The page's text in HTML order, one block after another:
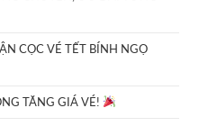
CỌC VÉ TẾT BÍNH NGỌ
TĂNG GIÁ VÉ!